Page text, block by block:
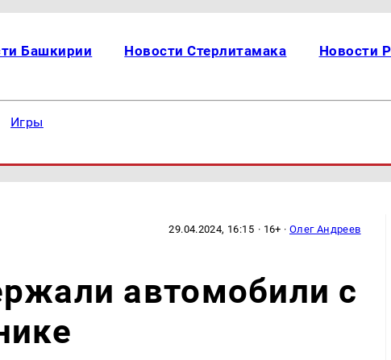
Башкирии Новости Стерлитамака Новости
Игры
29.04.2024, 16:15 · 16+ · Олег Андреев
автомобили с